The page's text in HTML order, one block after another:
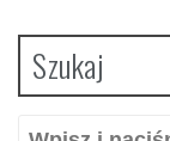
Szukaj
Szukaj: